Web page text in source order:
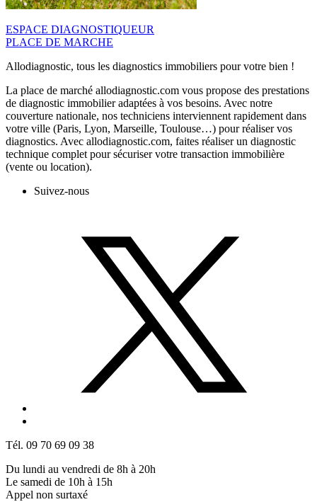
ESPACE DIAGNOSTIQUEUR
PLACE DE MARCHE
Allodiagnostic, tous les diagnostics immobiliers pour votre bien !
La place de marché allodiagnostic.com vous propose des prestations
de diagnostic immobilier adaptées à vos besoins. Avec notre
couverture nationale, nos techniciens interviennent rapidement dans
votre ville (Paris, Lyon, Marseille, Toulouse…) pour réaliser vos
diagnostics. Avec allodiagnostic.com, faites réaliser un diagnostic
technique complet pour sécuriser votre transaction immobilière
(vente ou location).
Suivez-nous
Tél. 09 70 69 09 38
Du lundi au vendredi de 8h à 20h
Le samedi de 10h à 15h
Appel non surtaxé